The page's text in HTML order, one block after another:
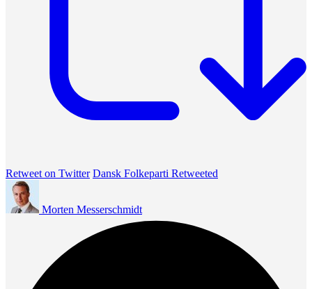
Retweet on Twitter Dansk Folkeparti Retweeted
Morten Messerschmidt